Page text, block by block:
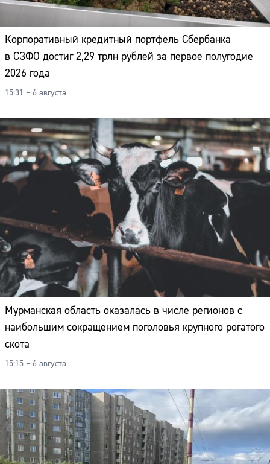
Корпоративный кредитный портфель Сбербанка
в СЗФО достиг 2,29 трлн рублей за первое полугодие
2026 года
15:31 – 6 августа
Мурманская область оказалась в числе регионов с
наибольшим сокращением поголовья крупного рогатого
скота
15:15 – 6 августа